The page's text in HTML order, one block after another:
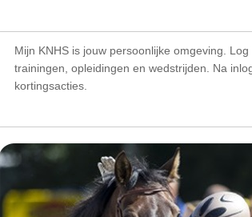
Mijn KNHS is jouw persoonlijke omgeving.
trainingen, opleidingen en wedstrijden. Na
kortingsacties.